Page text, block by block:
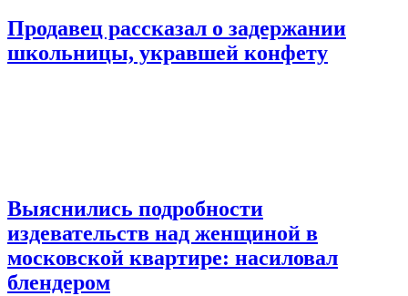
Продавец рассказал о задержании
школьницы, укравшей конфету
Выяснились подробности
издевательств над женщиной в
московской квартире: насиловал
блендером